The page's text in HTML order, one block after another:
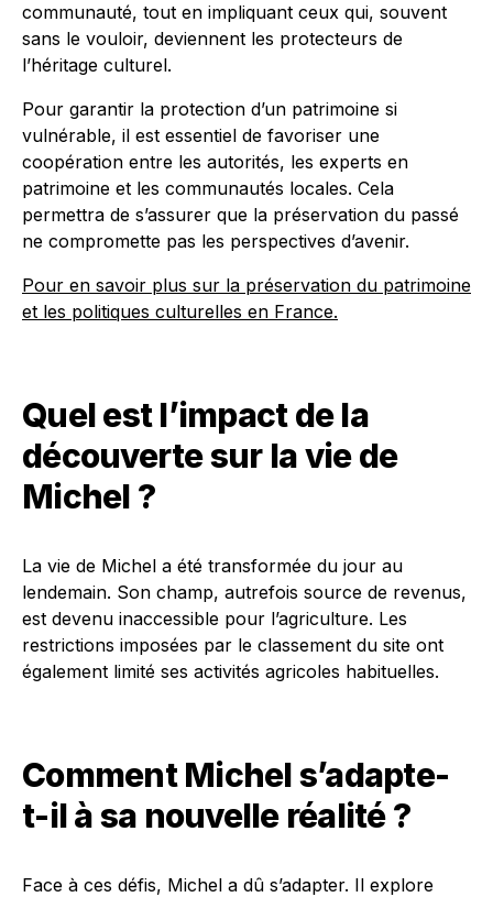
communauté, tout en impliquant ceux qui, souvent
sans le vouloir, deviennent les protecteurs de
l’héritage culturel.
Pour garantir la protection d’un patrimoine si
vulnérable, il est essentiel de favoriser une
coopération entre les autorités, les experts en
patrimoine et les communautés locales. Cela
permettra de s’assurer que la préservation du passé
ne compromette pas les perspectives d’avenir.
Pour en savoir plus sur la préservation du patrimoine
et les politiques culturelles en France.
Quel est l’impact de la
découverte sur la vie de
Michel ?
La vie de Michel a été transformée du jour au
lendemain. Son champ, autrefois source de revenus,
est devenu inaccessible pour l’agriculture. Les
restrictions imposées par le classement du site ont
également limité ses activités agricoles habituelles.
Comment Michel s’adapte-
t-il à sa nouvelle réalité ?
Face à ces défis, Michel a dû s’adapter. Il explore